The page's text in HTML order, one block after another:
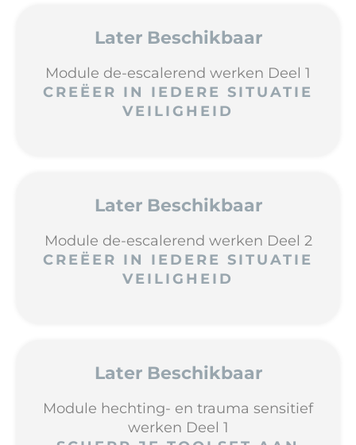
Later Beschikbaar
Module de-escalerend werken Deel 1
CREËER IN IEDERE SITUATIE
VEILIGHEID
Later Beschikbaar
Module de-escalerend werken Deel 2
CREËER IN IEDERE SITUATIE
VEILIGHEID
Later Beschikbaar
Module hechting- en trauma sensitief
werken Deel 1